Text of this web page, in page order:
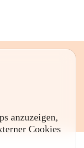
anzuzeigen,
Cookies